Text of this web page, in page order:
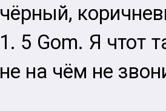
чёрный,
1. 5 Gom. Я чтот
не на чём не